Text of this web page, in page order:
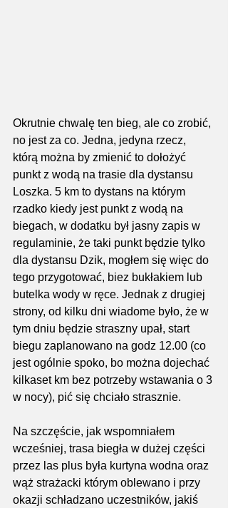
Okrutnie chwalę ten bieg, ale co zrobić,
no jest za co. Jedna, jedyna rzecz,
którą można by zmienić to dołożyć
punkt z wodą na trasie dla dystansu
Loszka. 5 km to dystans na którym
rzadko kiedy jest punkt z wodą na
biegach, w dodatku był jasny zapis w
regulaminie, że taki punkt będzie tylko
dla dystansu Dzik, mogłem się więc do
tego przygotować, biez bukłakiem lub
butelka wody w ręce. Jednak z drugiej
strony, od kilku dni wiadome było, że w
tym dniu będzie straszny upał, start
biegu zaplanowano na godz 12.00 (co
jest ogólnie spoko, bo można dojechać
kilkaset km bez potrzeby wstawania o 3
w nocy), pić się chciało strasznie.
Na szczęście, jak wspomniałem
wcześniej, trasa biegła w dużej części
przez las plus była kurtyna wodna oraz
wąż strażacki którym oblewano i przy
okazji schładzano uczestników, jakiś